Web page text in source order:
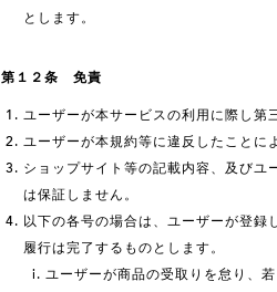
とします。
第１２条 免責
ユーザーが本サービスの利用に際し第
ユーザーが本規約等に違反したことに
ショップサイト等の記載内容、及びユ
は保証しません。
以下の各号の場合は、ユーザーが登
履行は完了するものとします。
ユーザーが商品の受取りを怠り、